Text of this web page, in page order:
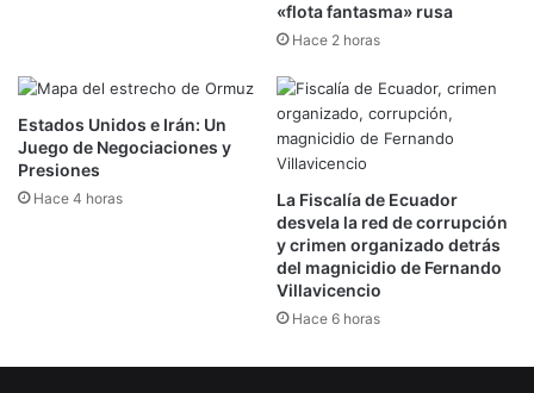
«flota fantasma» rusa
Hace 2 horas
Estados Unidos e Irán: Un
Juego de Negociaciones y
Presiones
Hace 4 horas
La Fiscalía de Ecuador
desvela la red de corrupción
y crimen organizado detrás
del magnicidio de Fernando
Villavicencio
Hace 6 horas